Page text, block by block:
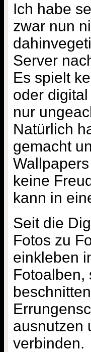
Ich habe
zwar nun
Server
Es spielt
oder
nur
Natürlich
gemacht
keine
kann in
Seit die
Fotos zu
einkleben
Fotoalben,
ausnutzen
verbinden.